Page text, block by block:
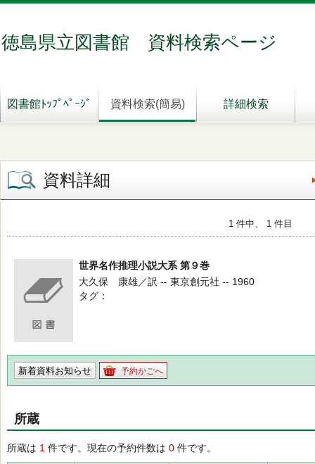
徳島県立図書館 資料検索ページ
図書館ﾄｯﾌﾟﾍﾟｰｼﾞ 資料検索(簡易) 詳細検索
資料詳細
1 件中、 1 件目
世界名作推理小説大系 第９巻
大久保 康雄／訳 -- 東京創元社 -- 1960
タグ
新着資料お知らせ 予約かごへ
所蔵
所蔵は 1 件です。現在の予約件数は 0 件です。